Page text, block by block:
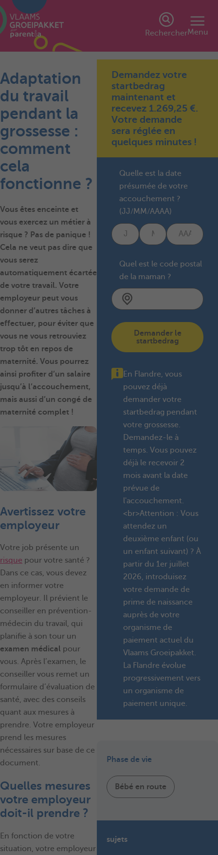
RechercherMenu
Adaptation
du travail
pendant la
grossesse :
comment
cela
fonctionne ?
Vous êtes enceinte et
vous exercez un métier à
risque ? Pas de panique !
Cela ne veut pas dire que
vous serez
automatiquement écartée
de votre travail. Votre
employeur peut vous
donner d’autres tâches à
effectuer, pour éviter que
vous ne vous retrouviez
trop tôt en repos de
maternité. Vous pourrez
ainsi profiter d’un salaire
jusqu’à l’accouchement,
mais aussi d’un congé de
maternité complet !
Avertissez votre
employeur
Votre job présente un
risque pour votre santé ?
Dans ce cas, vous devez
en informer votre
employeur. Il prévient le
conseiller en prévention-
médecin du travail, qui
planifie à son tour un
examen médical pour
vous. Après l’examen, le
conseiller vous remet un
formulaire d’évaluation de
santé, avec des conseils
quant aux mesures à
prendre. Votre employeur
prend les mesures
nécessaires sur base de ce
document.
Quelles mesures
votre employeur
doit-il prendre ?
En fonction de votre
situation, votre employeur
Demandez votre
startbedrag
maintenant et
recevez 1.269,25 €.
Votre demande
sera réglée en
quelques minutes !
Quelle est la date
présumée de votre
accouchement ?
(JJ/MM/AAAA)
Quel est le code postal
de la maman ?
Demander le
startbedrag
En Flandre, vous
pouvez déjà
demander votre
startbedrag pendant
votre grossesse.
Demandez-le à
temps. Vous pouvez
déjà le recevoir 2
mois avant la date
prévue de
l'accouchement.
<br>Attention : Vous
attendez un
deuxième enfant (ou
un enfant suivant) ? À
partir du 1er juillet
2026, introduisez
votre demande de
prime de naissance
auprès de votre
organisme de
paiement actuel du
Vlaams Groeipakket.
La Flandre évolue
progressivement vers
un organisme de
paiement unique.
Phase de vie
Bébé en route
sujets